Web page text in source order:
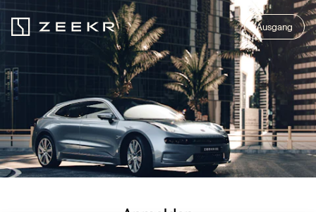
Ausgang